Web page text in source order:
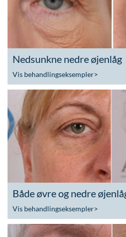
Nedsunkne nedre øjenlåg
Vis behandlingseksempler>
Både øvre og nedre
Vis behandlingseksempler>